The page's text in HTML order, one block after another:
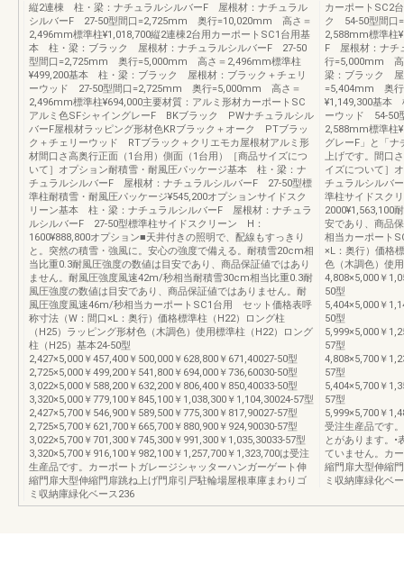
縦2連棟 柱・梁：ナチュラルシルバーF 屋根材：ナチュラル
シルバーF 27-50型間口=2,725mm 奥行=10,020mm 高さ＝
2,496mm標準柱¥1,018,700縦2連棟2台用カーポートSC1台用基
本 柱・梁：ブラック 屋根材：ナチュラルシルバーF 27-50
型間口=2,725mm 奥行=5,000mm 高さ＝2,496mm標準柱
¥499,200基本 柱・梁：ブラック 屋根材：ブラック＋チェリ
ーウッド 27-50型間口=2,725mm 奥行=5,000mm 高さ＝
2,496mm標準柱¥694,000主要材質：アルミ形材カーポートSC
アルミ色SFシャイングレーF BKブラック PWナチュラルシル
バーF屋根材ラッピング形材色KRブラック＋オーク PTブラッ
ク＋チェリーウッド RTブラック＋クリエモカ屋根材アルミ形
材間口さ高奥行正面（1台用）側面（1台用）［商品サイズにつ
いて］オプション耐積雪・耐風圧パッケージ基本 柱・梁：ナ
チュラルシルバーF 屋根材：ナチュラルシルバーF 27-50型標
準柱耐積雪・耐風圧パッケージ¥545,200オプションサイドスク
リーン基本 柱・梁：ナチュラルシルバーF 屋根材：ナチュラ
ルシルバーF 27-50型標準柱サイドスクリーン H：
1600¥888,800オプション■天井付きの照明で、配線もすっきり
と。突然の積雪・強風に。安心の強度で備える。耐積雪20cm相
当比重0.3耐風圧強度の数値は目安であり、商品保証値ではあり
ません。耐風圧強度風速42m/秒相当耐積雪30cm相当比重0.3耐
風圧強度の数値は目安であり、商品保証値ではありません。耐
風圧強度風速46m/秒相当カーポートSC1台用 セット価格表呼
称寸法（W：間口×L：奥行）価格標準柱（H22）ロング柱
（H25）ラッピング形材色（木調色）使用標準柱（H22）ロング
柱（H25）基本24-50型
2,427×5,000￥457,400￥500,000￥628,800￥671,40027-50型
2,725×5,000￥499,200￥541,800￥694,000￥736,60030-50型
3,022×5,000￥588,200￥632,200￥806,400￥850,40033-50型
3,320×5,000￥779,100￥845,100￥1,038,300￥1,104,30024-57型
2,427×5,700￥546,900￥589,500￥775,300￥817,90027-57型
2,725×5,700￥621,700￥665,700￥880,900￥924,90030-57型
3,022×5,700￥701,300￥745,300￥991,300￥1,035,30033-57型
3,320×5,700￥916,100￥982,100￥1,257,700￥1,323,700は受注
生産品です。カーポートガレージシャッターハンガーゲート伸
縮門扉大型伸縮門扉跳ね上げ門扉引戸駐輪場屋根車庫まわりゴ
ミ収納庫緑化ベース236
カーポートSC2
ク 54-50型間
2,588mm標準柱
F 屋根材：ナチ
行=5,000mm 高
梁：ブラック
=5,404mm 奥
¥1,149,300基本
ーウッド 54-50
2,588mm標準柱
グレーF」と「ナ
上げです。間口
イズについて］
チュラルシルバ
準柱サイドスク
2000¥1,563,100
安であり、商品
相当カーポート
×L：奥行）価格
色（木調色）使
4,808×5,000￥
50型
5,404×5,000￥
50型
5,999×5,000￥
57型
4,808×5,700￥
57型
5,404×5,700￥
57型
5,999×5,700￥
受注生産品です
とがあります。•
ていません。カ
縮門扉大型伸縮
ミ収納庫緑化ベ